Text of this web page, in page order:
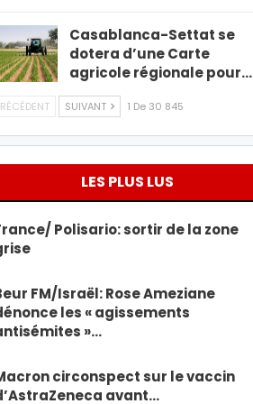
Casablanca-Settat se
dotera d’une Carte
agricole régionale pour…
SUIVANT 1 De 30 845
LES PLUS LUS
Polisario: sortir de la zone
FM/Israël: Rose Ameziane
les « agissements
»…
circonspect sur le vaccin
avant…